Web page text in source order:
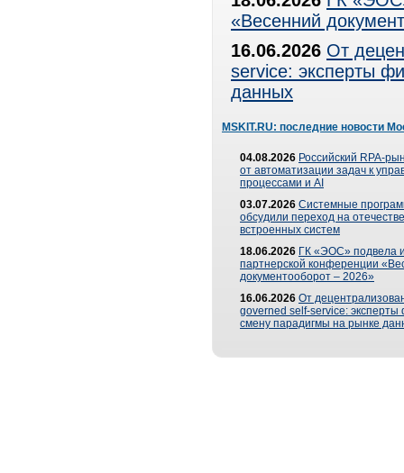
«Весенний
16.06.2026 От
service: эксперты
данных
MSKIT.RU: последние новости
04.08.2026 Российский RPA-
от автоматизации задач к
процессами и AI
03.07.2026 Системные
обсудили переход на
встроенных систем
18.06.2026 ГК «ЭОС» подвела
партнерской конференции
документооборот – 2026»
16.06.2026 От
governed self-service: эксперты
смену парадигмы на рынке